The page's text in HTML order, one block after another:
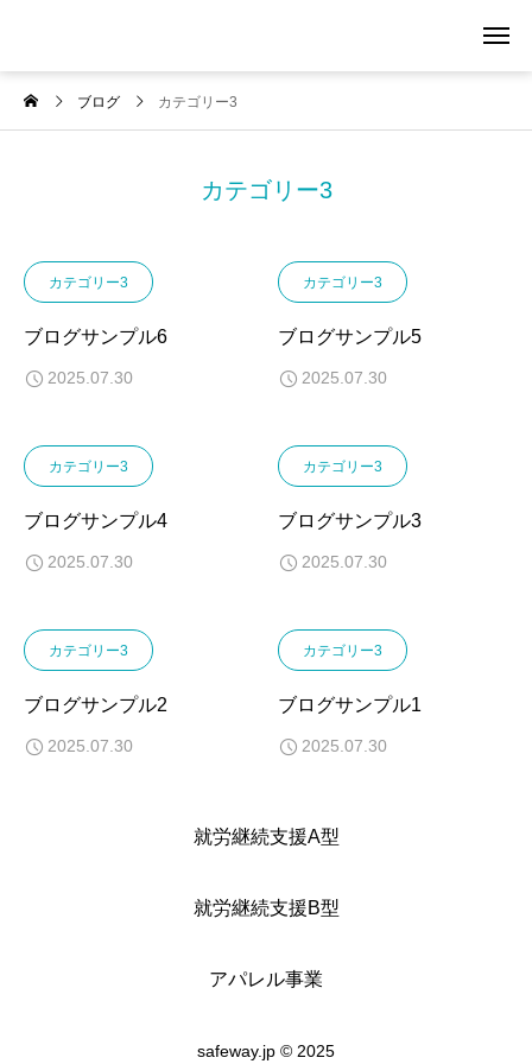
ブログ カテゴリー3
カテゴリー3
カテゴリー3
ブログサンプル6
2025.07.30
カテゴリー3
ブログサンプル5
2025.07.30
カテゴリー3
ブログサンプル4
2025.07.30
カテゴリー3
ブログサンプル3
2025.07.30
カテゴリー3
ブログサンプル2
2025.07.30
カテゴリー3
ブログサンプル1
2025.07.30
就労継続支援A型
就労継続支援B型
アパレル事業
safeway.jp © 2025